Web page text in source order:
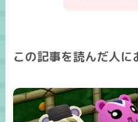
この記事を読んだ人に